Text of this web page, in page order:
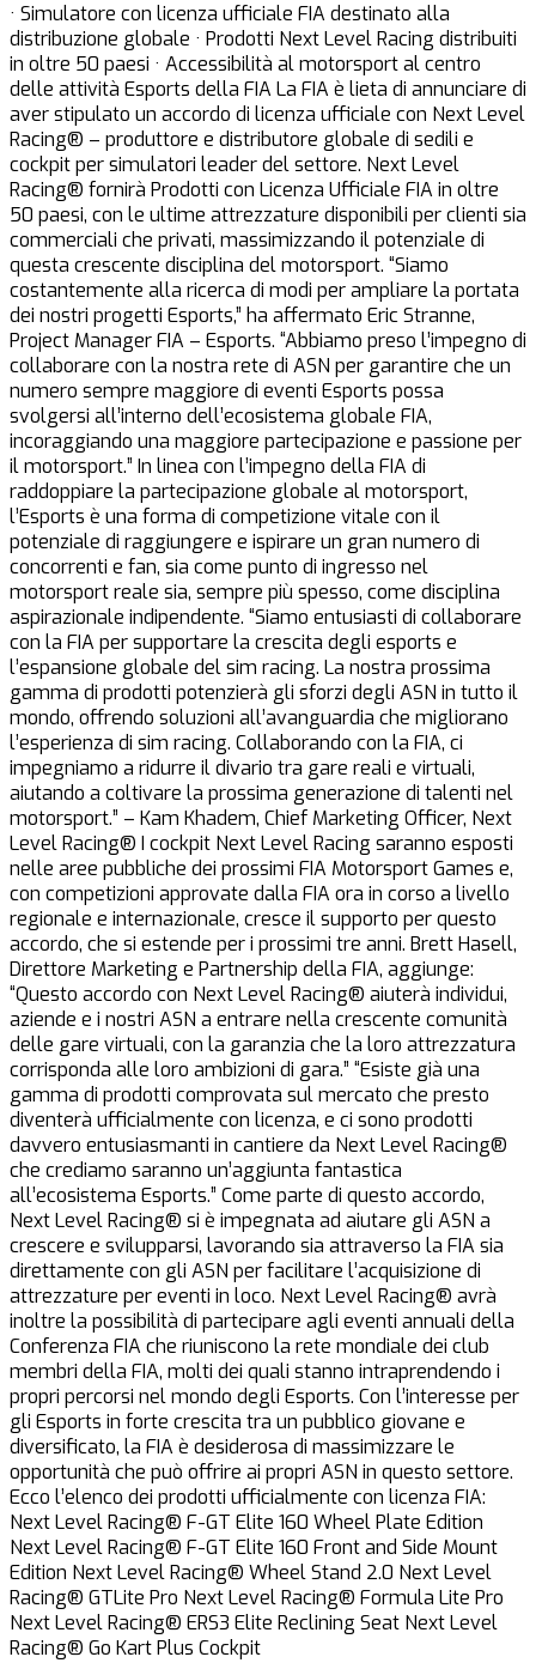
· Simulatore con licenza ufficiale FIA destinato alla
distribuzione globale · Prodotti Next Level Racing distribuiti
in oltre 50 paesi · Accessibilità al motorsport al centro
delle attività Esports della FIA La FIA è lieta di annunciare di
aver stipulato un accordo di licenza ufficiale con Next Level
Racing® – produttore e distributore globale di sedili e
cockpit per simulatori leader del settore. Next Level
Racing® fornirà Prodotti con Licenza Ufficiale FIA in oltre
50 paesi, con le ultime attrezzature disponibili per clienti sia
commerciali che privati, massimizzando il potenziale di
questa crescente disciplina del motorsport. “Siamo
costantemente alla ricerca di modi per ampliare la portata
dei nostri progetti Esports,” ha affermato Eric Stranne,
Project Manager FIA – Esports. “Abbiamo preso l’impegno di
collaborare con la nostra rete di ASN per garantire che un
numero sempre maggiore di eventi Esports possa
svolgersi all’interno dell’ecosistema globale FIA,
incoraggiando una maggiore partecipazione e passione per
il motorsport.” In linea con l’impegno della FIA di
raddoppiare la partecipazione globale al motorsport,
l’Esports è una forma di competizione vitale con il
potenziale di raggiungere e ispirare un gran numero di
concorrenti e fan, sia come punto di ingresso nel
motorsport reale sia, sempre più spesso, come disciplina
aspirazionale indipendente. “Siamo entusiasti di collaborare
con la FIA per supportare la crescita degli esports e
l’espansione globale del sim racing. La nostra prossima
gamma di prodotti potenzierà gli sforzi degli ASN in tutto il
mondo, offrendo soluzioni all’avanguardia che migliorano
l’esperienza di sim racing. Collaborando con la FIA, ci
impegniamo a ridurre il divario tra gare reali e virtuali,
aiutando a coltivare la prossima generazione di talenti nel
motorsport.” – Kam Khadem, Chief Marketing Officer, Next
Level Racing® I cockpit Next Level Racing saranno esposti
nelle aree pubbliche dei prossimi FIA Motorsport Games e,
con competizioni approvate dalla FIA ora in corso a livello
regionale e internazionale, cresce il supporto per questo
accordo, che si estende per i prossimi tre anni. Brett Hasell,
Direttore Marketing e Partnership della FIA, aggiunge:
“Questo accordo con Next Level Racing® aiuterà individui,
aziende e i nostri ASN a entrare nella crescente comunità
delle gare virtuali, con la garanzia che la loro attrezzatura
corrisponda alle loro ambizioni di gara.” “Esiste già una
gamma di prodotti comprovata sul mercato che presto
diventerà ufficialmente con licenza, e ci sono prodotti
davvero entusiasmanti in cantiere da Next Level Racing®
che crediamo saranno un’aggiunta fantastica
all’ecosistema Esports.” Come parte di questo accordo,
Next Level Racing® si è impegnata ad aiutare gli ASN a
crescere e svilupparsi, lavorando sia attraverso la FIA sia
direttamente con gli ASN per facilitare l’acquisizione di
attrezzature per eventi in loco. Next Level Racing® avrà
inoltre la possibilità di partecipare agli eventi annuali della
Conferenza FIA che riuniscono la rete mondiale dei club
membri della FIA, molti dei quali stanno intraprendendo i
propri percorsi nel mondo degli Esports. Con l’interesse per
gli Esports in forte crescita tra un pubblico giovane e
diversificato, la FIA è desiderosa di massimizzare le
opportunità che può offrire ai propri ASN in questo settore.
Ecco l’elenco dei prodotti ufficialmente con licenza FIA:
Next Level Racing® F-GT Elite 160 Wheel Plate Edition
Next Level Racing® F-GT Elite 160 Front and Side Mount
Edition Next Level Racing® Wheel Stand 2.0 Next Level
Racing® GTLite Pro Next Level Racing® Formula Lite Pro
Next Level Racing® ERS3 Elite Reclining Seat Next Level
Racing® Go Kart Plus Cockpit